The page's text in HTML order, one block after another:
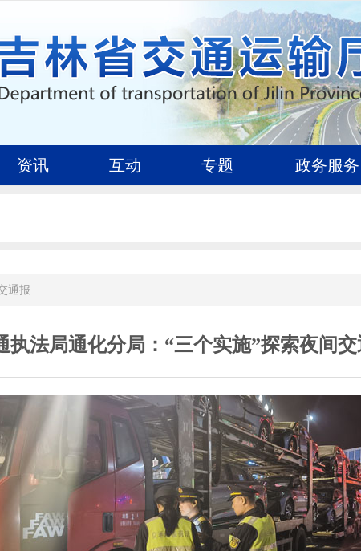
资讯 互动 专题 政务服务
通报
执法局通化分局：“三个实施”探索夜间